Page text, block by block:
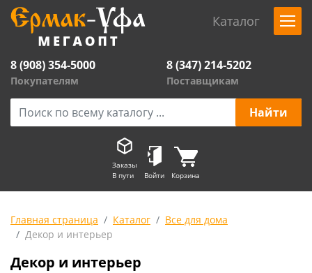
Каталог
8 (908) 354-5000
Покупателям
8 (347) 214-5202
Поставщикам
Заказы
В пути
Войти Корзина
Главная страница Каталог
Все для дома
Декор и интерьер
Декор и интерьер